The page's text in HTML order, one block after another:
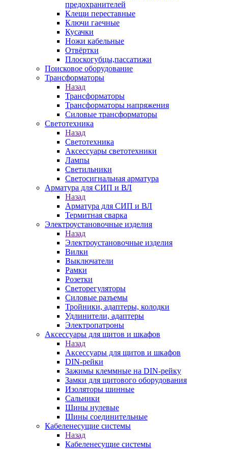
предохранителей
Клещи переставные
Ключи гаечные
Кусачки
Ножи кабельные
Отвёртки
Плоскогубцы,пассатижи
Поисковое оборудование
Трансформаторы
Назад
Трансформаторы
Трансформаторы напряжения
Силовые трансформаторы
Светотехника
Назад
Светотехника
Аксессуары светотехники
Лампы
Светильники
Светосигнальная арматура
Арматура для СИП и ВЛ
Назад
Арматура для СИП и ВЛ
Термитная сварка
Электроустановочные изделия
Назад
Электроустановочные изделия
Вилки
Выключатели
Рамки
Розетки
Светорегуляторы
Силовые разъемы
Тройники, адаптеры, колодки
Удлинители, адаптеры
Электропатроны
Аксессуары для щитов и шкафов
Назад
Аксессуары для щитов и шкафов
DIN-рейки
Зажимы клеммные на DIN-рейку
Замки для щитового оборудования
Изоляторы шинные
Сальники
Шины нулевые
Шины соединительные
Кабеленесущие системы
Назад
Кабеленесущие системы